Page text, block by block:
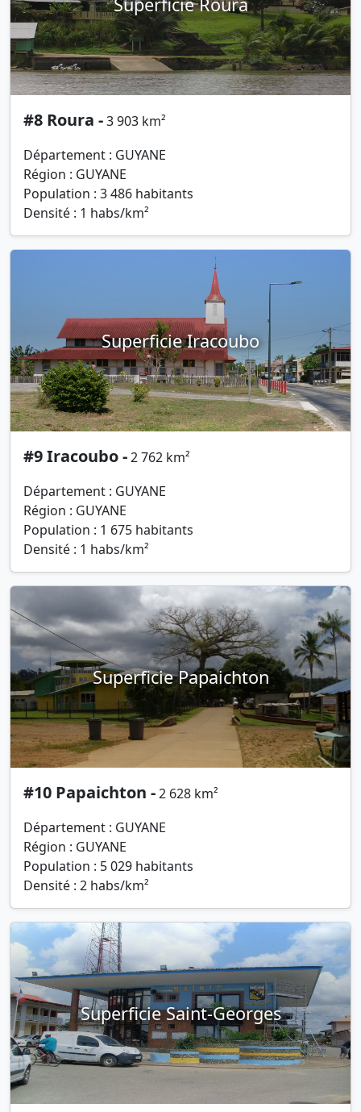
#8 Roura -3 903 km²
Département : GUYANE
Région : GUYANE
Population : 3 486 habitants
Densité : 1 habs/km²
Superficie Iracoubo
#9 Iracoubo -2 762 km²
Département : GUYANE
Région : GUYANE
Population : 1 675 habitants
Densité : 1 habs/km²
Superficie Papaichton
#10 Papaichton -2 628 km²
Département : GUYANE
Région : GUYANE
Population : 5 029 habitants
Densité : 2 habs/km²
Superficie Saint-Georges